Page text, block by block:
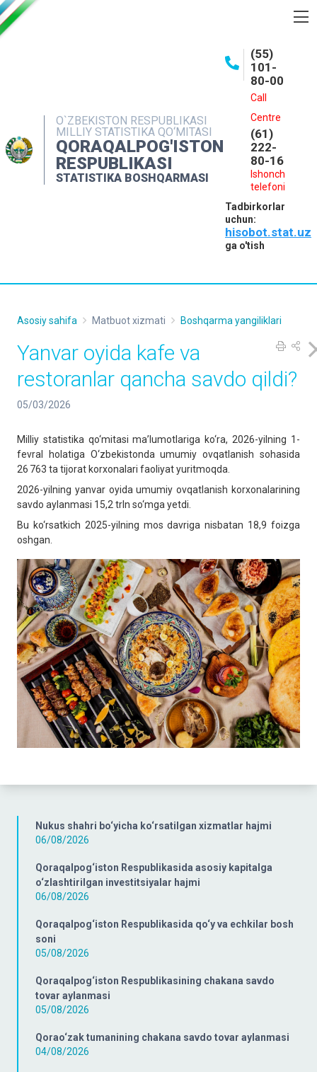
O`ZBEKISTON RESPUBLIKASI
MILLIY STATISTIKA QO‘MITASI
QORAQALPOG'ISTON
RESPUBLIKASI
STATISTIKA BOSHQARMASI
(55)
101-
80-00
Call
Centre
(61)
222-
80-16
Ishonch
telefoni
Tadbirkorlar
uchun:
hisobot.stat.uz
ga o'tish
INTERAKTIV XIZMATLAR
MATBUOT XIZMATI
MUROJAATLAR
Nukus shahri bo‘yicha ko‘rsatilgan xizmatlar hajmi
06/08/2026
Qoraqalpog‘iston Respublikasida asosiy kapitalga
o‘zlashtirilgan investitsiyalar hajmi
06/08/2026
Qoraqalpog‘iston Respublikasida qo‘y va echkilar bosh
soni
05/08/2026
Qoraqalpog‘iston Respublikasining chakana savdo
tovar aylanmasi
05/08/2026
Qorao‘zak tumanining chakana savdo tovar aylanmasi
04/08/2026
Asosiy sahifa Matbuot xizmati Boshqarma yangiliklari
Yanvar oyida kafe va
restoranlar qancha savdo qildi?
05/03/2026
Milliy statistika qo‘mitasi ma’lumotlariga ko‘ra, 2026-yilning 1-
fevral holatiga O‘zbekistonda umumiy ovqatlanish sohasida
26 763 ta tijorat korxonalari faoliyat yuritmoqda.
2026-yilning yanvar oyida umumiy ovqatlanish korxonalarining
savdo aylanmasi 15,2 trln so‘mga yetdi.
Bu ko‘rsatkich 2025-yilning mos davriga nisbatan 18,9 foizga
oshgan.